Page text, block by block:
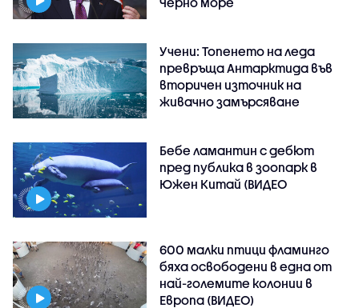
Учени: Топенето на леда
превръща Антарктида във
вторичен източник на
живачно замърсяване
Бебе ламантин с дебют
пред публика в зоопарк в
Южен Китай (ВИДЕО
600 малки птици фламинго
бяха освободени в една от
най-големите колонии в
Европа (ВИДЕО)